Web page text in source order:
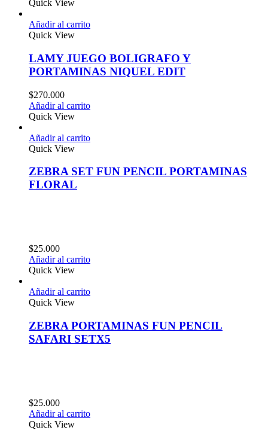
Quick View
Añadir al carrito
Quick View
LAMY JUEGO BOLIGRAFO Y
PORTAMINAS NIQUEL EDIT
$270.000
Añadir al carrito
Quick View
Añadir al carrito
Quick View
ZEBRA SET FUN PENCIL PORTAMINAS
FLORAL
$25.000
Añadir al carrito
Quick View
Añadir al carrito
Quick View
ZEBRA PORTAMINAS FUN PENCIL
SAFARI SETX5
$25.000
Añadir al carrito
Quick View